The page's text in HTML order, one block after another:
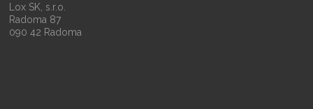
Lox SK, s.r.o.
Radoma 87
090 42 Radoma